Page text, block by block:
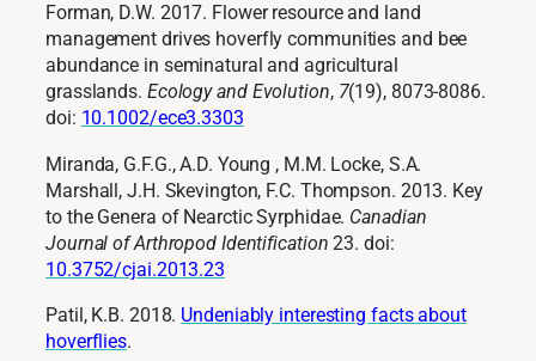
Forman, D.W. 2017. Flower resource and land
management drives hoverfly communities and bee
abundance in seminatural and agricultural
grasslands. Ecology and Evolution, 7(19), 8073‑8086.
doi: 10.1002/ece3.3303
Miranda, G.F.G., A.D. Young , M.M. Locke, S.A.
Marshall, J.H. Skevington, F.C. Thompson. 2013. Key
to the Genera of Nearctic Syrphidae. Canadian
Journal of Arthropod Identification 23. doi:
10.3752/cjai.2013.23
Patil, K.B. 2018. Undeniably interesting facts about
hoverflies.